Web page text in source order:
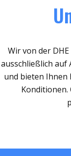
Wir von der
ausschließlich
und bieten Ihnen
Konditionen.